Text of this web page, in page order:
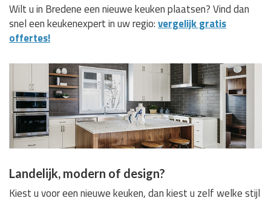
Wilt u in Bredene een nieuwe keuken plaatsen? Vind dan
snel een keukenexpert in uw regio:vergelijk gratis
offertes!
Landelijk, modern of design?
Kiest u voor een nieuwe keuken, dan kiest u zelf welke stijl